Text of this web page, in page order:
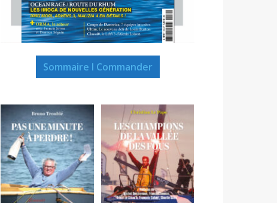
Sommaire I Commander